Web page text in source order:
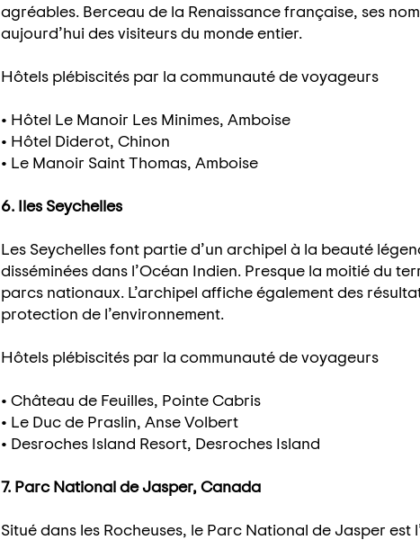
agréables. Berceau de la Renaissance française, ses
aujourd’hui des visiteurs du monde entier.
Hôtels plébiscités par la communauté de voyageurs
• Hôtel Le Manoir Les Minimes, Amboise
• Hôtel Diderot, Chinon
• Le Manoir Saint Thomas, Amboise
6. Iles Seychelles
Les Seychelles font partie d’un archipel à la beauté
disséminées dans l’Océan Indien. Presque la moitié du
parcs nationaux. L’archipel affiche également des
protection de l’environnement.
Hôtels plébiscités par la communauté de voyageurs
• Château de Feuilles, Pointe Cabris
• Le Duc de Praslin, Anse Volbert
• Desroches Island Resort, Desroches Island
7. Parc National de Jasper, Canada
Situé dans les Rocheuses, le Parc National de Jasper